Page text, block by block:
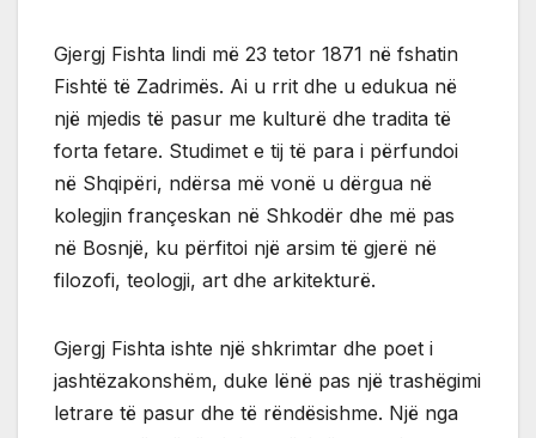
Gjergj Fishta lindi më 23 tetor 1871 në fshatin
Fishtë të Zadrimës. Ai u rrit dhe u edukua në
një mjedis të pasur me kulturë dhe tradita të
forta fetare. Studimet e tij të para i përfundoi
në Shqipëri, ndërsa më vonë u dërgua në
kolegjin françeskan në Shkodër dhe më pas
në Bosnjë, ku përfitoi një arsim të gjerë në
filozofi, teologji, art dhe arkitekturë.
Gjergj Fishta ishte një shkrimtar dhe poet i
jashtëzakonshëm, duke lënë pas një trashëgimi
letrare të pasur dhe të rëndësishme. Një nga